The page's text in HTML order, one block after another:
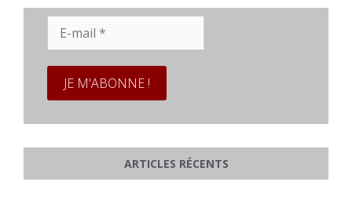
mail
ARTICLES RÉCENTS